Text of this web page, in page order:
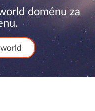
doménu za